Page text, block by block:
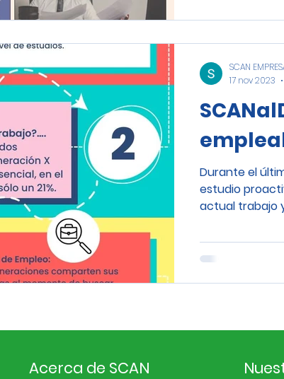
Durante el
estudio
actual trabajo
SCAN
17 nov 2023
Acerca de SCAN